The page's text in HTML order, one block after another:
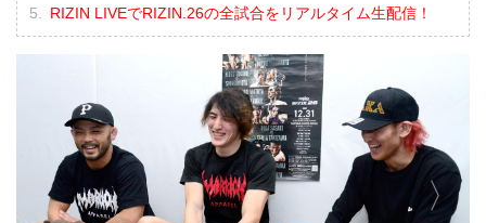
RIZIN LIVEでRIZIN.26の全試合をリアルタイム生配信！